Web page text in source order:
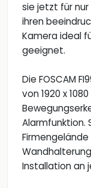
sie jetzt für nur
ihren
Kamera ideal
geeignet.
Die FOSCAM
von 1920 x
Alarmfunktion.
Installation an